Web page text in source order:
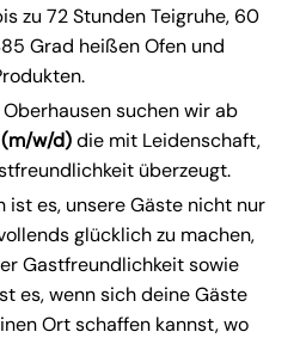
zu 72 Stunden Teigruhe, 60
Grad heißen Ofen und
suchen wir ab
w/d)die mit Leidenschaft,
überzeugt.
es, unsere Gäste nicht nur
glücklich zu machen,
Gastfreundlichkeit sowie
es, wenn sich deine Gäste
Ort schaffen kannst, wo